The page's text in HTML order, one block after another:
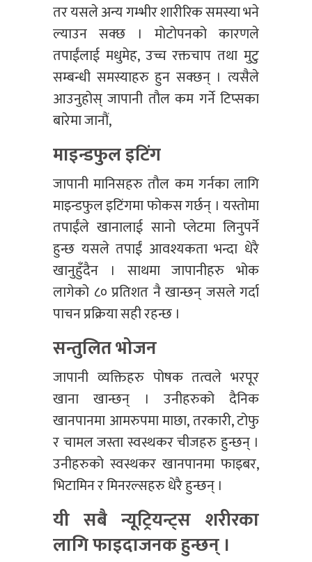
तर यसले अन्य गम्भीर शारीरिक समस्या भने
ल्याउन सक्छ । मोटोपनको कारणले
तपाईंलाई मधुमेह, उच्च रक्तचाप तथा मुटु
सम्बन्धी समस्याहरु हुन सक्छन् । त्यसैले
आउनुहोस् जापानी तौल कम गर्ने टिप्सका
बारेमा जानौं,
माइन्डफुल इटिंग
जापानी मानिसहरु तौल कम गर्नका लागि
माइन्डफुल इटिंगमा फोकस गर्छन् । यस्तोमा
तपाईंले खानालाई सानो प्लेटमा लिनुपर्ने
हुन्छ यसले तपाईं आवश्यकता भन्दा धेरै
खानुहुँदैन । साथमा जापानीहरु भोक
लागेको ८० प्रतिशत नै खान्छन् जसले गर्दा
पाचन प्रक्रिया सही रहन्छ ।
सन्तुलित भोजन
जापानी व्यक्तिहरु पोषक तत्वले भरपूर
खाना खान्छन् । उनीहरुको दैनिक
खानपानमा आमरुपमा माछा, तरकारी, टोफु
र चामल जस्ता स्वस्थकर चीजहरु हुन्छन् ।
उनीहरुको स्वस्थकर खानपानमा फाइबर,
भिटामिन र मिनरल्सहरु धेरै हुन्छन् ।
यी सबै न्यूट्रियन्ट्स शरीरका
लागि फाइदाजनक हुन्छन् ।